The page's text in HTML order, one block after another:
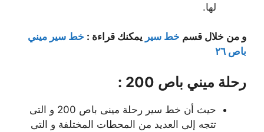
لها.
و من خلال قسم خط سير يمكنك قراءة : خط سير ميني
باص ٢٦
رحلة ميني باص 200 :
حيث أن خط سير رحلة مينى باص 200 و التى
تتجه إلى العديد من المحطات المختلفة و التى